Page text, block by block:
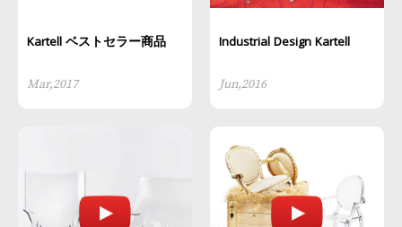
Kartell ベストセラー商品
Mar,2017
Industrial Design Kartell
Jun,2016